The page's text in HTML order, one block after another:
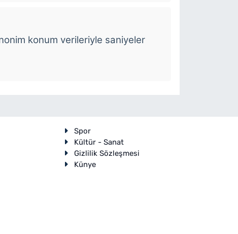
konum verileriyle saniyeler
Spor
Kültür - Sanat
Gizlilik Sözleşmesi
Künye